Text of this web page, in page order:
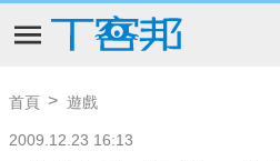
首頁 遊戲
2009.12.23 16:13